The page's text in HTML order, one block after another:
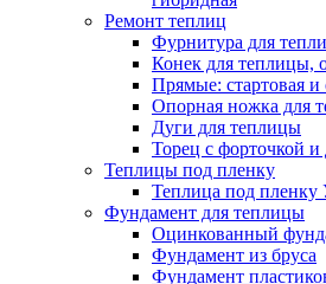
Ремонт теплиц
Фурнитура для
Конек для теплицы,
Прямые: стартовая
Опорная ножка для
Дуги для теплицы
Торец с форточкой
Теплицы под пленку
Теплица под
Фундамент для теплицы
Оцинкованный
Фундамент из бруса
Фундамент